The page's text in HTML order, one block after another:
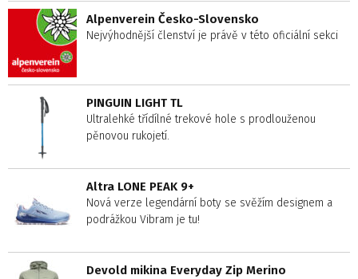
Alpenverein Česko-Slovensko
Nejvýhodnější členství je právě v této oficiální sekci
PINGUIN LIGHT TL
Ultralehké třídílné trekové hole s prodlouženou
pěnovou rukojetí.
Altra LONE PEAK 9+
Nová verze legendární boty se svěžím designem a
podrážkou Vibram je tu!
Devold mikina Everyday Zip Merino